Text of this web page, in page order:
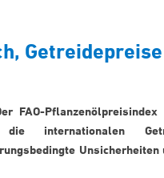
FAO-
die internationalen
Unsicherheiten